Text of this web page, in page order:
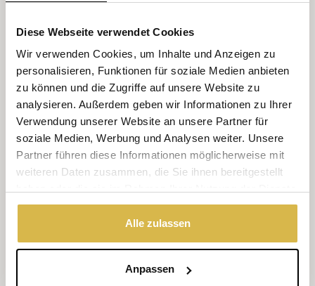
Diese Webseite verwendet Cookies
Wir verwenden Cookies, um Inhalte und Anzeigen zu
personalisieren, Funktionen für soziale Medien anbieten
zu können und die Zugriffe auf unsere Website zu
analysieren. Außerdem geben wir Informationen zu Ihrer
Verwendung unserer Website an unsere Partner für
soziale Medien, Werbung und Analysen weiter. Unsere
Partner führen diese Informationen möglicherweise mit
weiteren Daten zusammen, die Sie ihnen bereitgestellt
gesammelt haben.
Alle zulassen
Anpassen
Alle Wohnaccessoires Anzeigen
KOSTENLOSE BROSCHÜRE
ERHALTEN!
GARTENSKULPTUREN